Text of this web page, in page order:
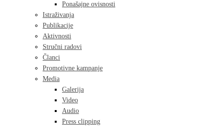
Ponašajne ovisnosti
Istraživanja
Publikacije
Aktivnosti
Stručni radovi
Članci
Promotivne kampanje
Media
Galerija
Video
Audio
Press clipping